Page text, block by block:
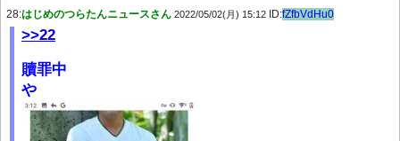
28:はじめのつらたんニュースさん 2022/05/02(月) 15:12 ID:fZfbVdHu0
>>22
贖罪中
や